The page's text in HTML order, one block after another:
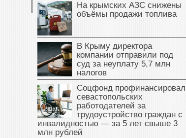
На крымских АЗС снижены
объёмы продажи топлива
В Крыму директора
компании отправили под
суд за неуплату 5,7 млн
налогов
Соцфонд профинансировал
севастопольских
работодателей за
трудоустройство граждан с
инвалидностью — за 5 лет свыше 3
млн рублей